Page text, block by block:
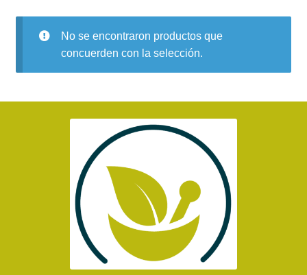
Contáctanos
Magistrales
Política de protección y tratamiento de datos personales
TÉRMINOS Y CONDICIONES
No se encontraron productos que
concuerden con la selección.